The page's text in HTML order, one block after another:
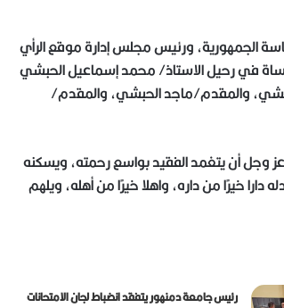
الجمهورية، ورئيس مجلس إدارة موقع الرأي
في رحيل الاستاذ/ محمد إسماعيل الحبشي
والمقدم/ماجد الحبشي، والمقدم/
عز وجل أن يتغمد الفقيد بواسع رحمته، ويسكنه
خيرًا من داره، واهلا خيرًا من أهله، ويلهم
رئيس جامعة دمنهور يتفقد انضباط لجان الامتحانات